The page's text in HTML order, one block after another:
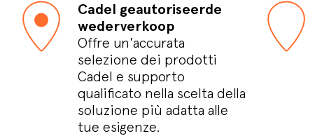
Cadel geautoriseerde
wederverkoop
Offre un'accurata
selezione dei prodotti
Cadel e supporto
qualificato nella scelta della
soluzione più adatta alle
tue esigenze.